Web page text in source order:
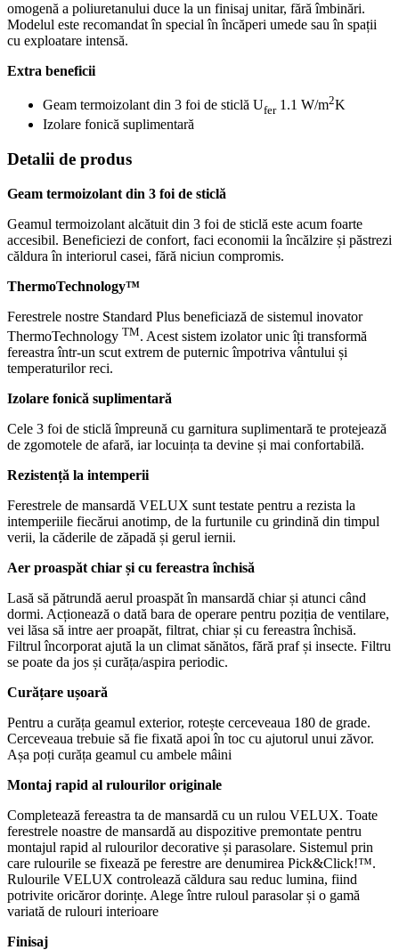
omogenă a poliuretanului duce la un finisaj unitar, fără îmbinări.
Modelul este recomandat în special în încăperi umede sau în spații
cu exploatare intensă.
Extra beneficii
Geam termoizolant din 3 foi de sticlă Ufer 1.1 W/m2K
Izolare fonică suplimentară
Detalii de produs
Geam termoizolant din 3 foi de sticlă
Geamul termoizolant alcătuit din 3 foi de sticlă este acum foarte
accesibil. Beneficiezi de confort, faci economii la încălzire și păstrezi
căldura în interiorul casei, fără niciun compromis.
ThermoTechnology™
Ferestrele nostre Standard Plus beneficiază de sistemul inovator
ThermoTechnology TM. Acest sistem izolator unic îți transformă
fereastra într-un scut extrem de puternic împotriva vântului și
temperaturilor reci.
Izolare fonică suplimentară
Cele 3 foi de sticlă împreună cu garnitura suplimentară te protejează
de zgomotele de afară, iar locuința ta devine și mai confortabilă.
Rezistență la intemperii
Ferestrele de mansardă VELUX sunt testate pentru a rezista la
intemperiile fiecărui anotimp, de la furtunile cu grindină din timpul
verii, la căderile de zăpadă și gerul iernii.
Aer proaspăt chiar și cu fereastra închisă
Lasă să pătrundă aerul proaspăt în mansardă chiar și atunci când
dormi. Acționează o dată bara de operare pentru poziția de ventilare,
vei lăsa să intre aer proapăt, filtrat, chiar și cu fereastra închisă.
Filtrul încorporat ajută la un climat sănătos, fără praf și insecte. Filtru
se poate da jos și curăța/aspira periodic.
Curățare ușoară
Pentru a curăța geamul exterior, rotește cerceveaua 180 de grade.
Cerceveaua trebuie să fie fixată apoi în toc cu ajutorul unui zăvor.
Așa poți curăța geamul cu ambele mâini
Montaj rapid al rulourilor originale
Completează fereastra ta de mansardă cu un rulou VELUX. Toate
ferestrele noastre de mansardă au dispozitive premontate pentru
montajul rapid al rulourilor decorative și parasolare. Sistemul prin
care rulourile se fixează pe ferestre are denumirea Pick&Click!™.
Rulourile VELUX controlează căldura sau reduc lumina, fiind
potrivite oricăror dorințe. Alege între ruloul parasolar și o gamă
variată de rulouri interioare
Finisaj